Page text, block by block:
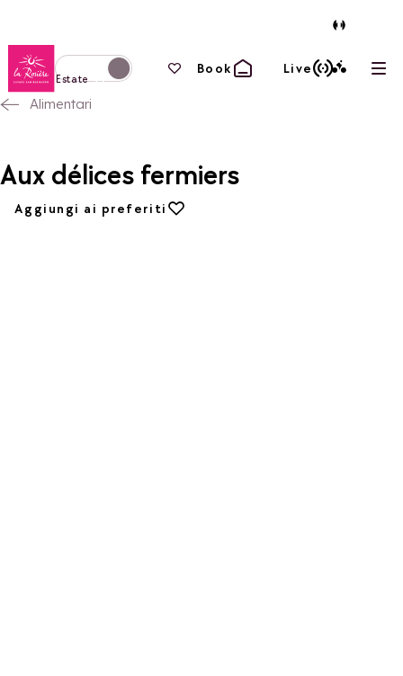
Torna alla home page
Passa alla modalità invernale
Estate
I tuoi preferiti
Book Live
Alimentari
Aux délices fermiers
Aggiungi ai preferiti
Aggiungi ai preferiti